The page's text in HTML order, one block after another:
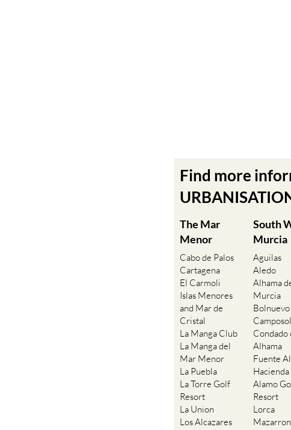
Find more
The Mar
Menor
Cabo de Palos
Cartagena
El Carmoli
Islas Menores
and Mar de
Cristal
La Manga Club
La Manga del
Mar Menor
La Puebla
La Torre Golf
Resort
La Union
Los Alcazares
South
Murcia
Aguilas
Aledo
Alhama
Murcia
Bolnuevo
Camposol
Condado
Alhama
Fuente
Hacienda
Alamo
Resort
Lorca
Mazarron